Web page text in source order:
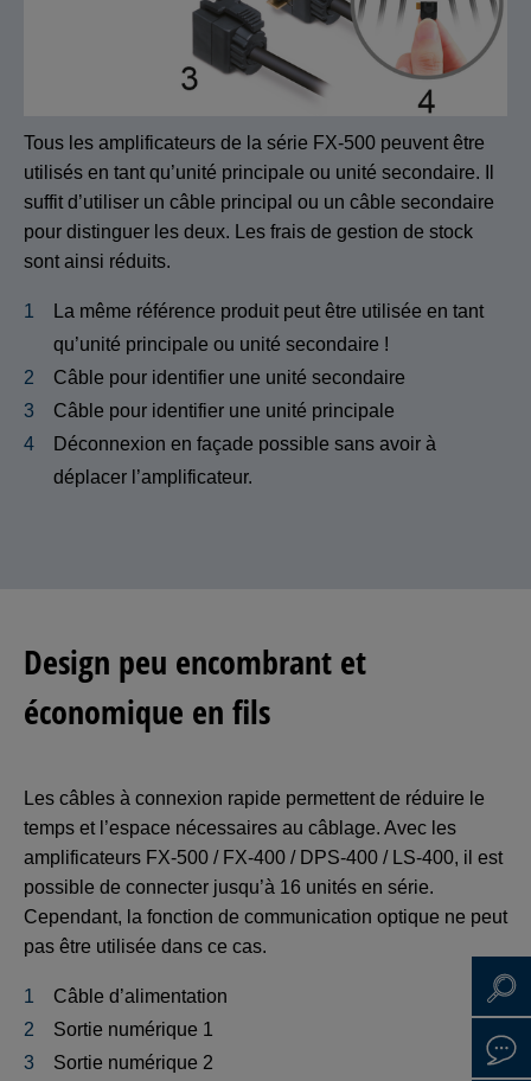
Tous les amplificateurs de la série FX-500 peuvent être
utilisés en tant qu’unité principale ou unité secondaire. Il
suffit d’utiliser un câble principal ou un câble secondaire
pour distinguer les deux. Les frais de gestion de stock
sont ainsi réduits.
La même référence produit peut être utilisée en tant
qu’unité principale ou unité secondaire !
Câble pour identifier une unité secondaire
Câble pour identifier une unité principale
Déconnexion en façade possible sans avoir à
déplacer l’amplificateur.
Design peu encombrant et
économique en fils
Les câbles à connexion rapide permettent de réduire le
temps et l’espace nécessaires au câblage. Avec les
amplificateurs FX-500 / FX-400 / DPS-400 / LS-400, il est
possible de connecter jusqu’à 16 unités en série.
Cependant, la fonction de communication optique ne peut
pas être utilisée dans ce cas.
Câble d’alimentation
Sortie numérique 1
Sortie numérique 2